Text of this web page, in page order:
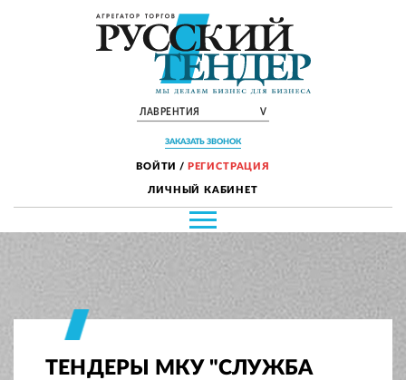
ЛАВРЕНТИЯ V
ЗАКАЗАТЬ ЗВОНОК
ВОЙТИ / РЕГИСТРАЦИЯ
ЛИЧНЫЙ КАБИНЕТ
ТЕНДЕРЫ МКУ "СЛУЖБА